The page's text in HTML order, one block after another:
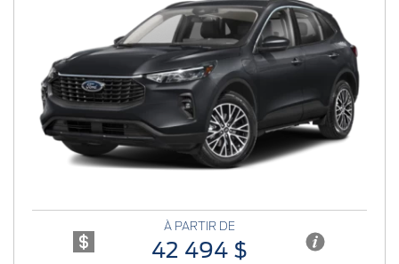
Previous
À PARTIR DE
42 494 $